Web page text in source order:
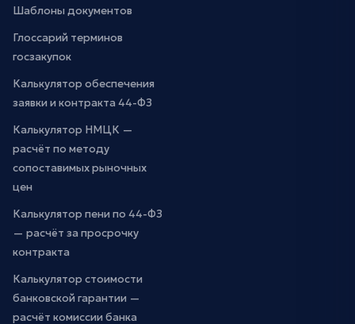
Шаблоны документов
Глоссарий терминов
госзакупок
Калькулятор обеспечения
заявки и контракта 44-ФЗ
Калькулятор НМЦК —
расчёт по методу
сопоставимых рыночных
цен
Калькулятор пени по 44-ФЗ
— расчёт за просрочку
контракта
Калькулятор стоимости
банковской гарантии —
расчёт комиссии банка